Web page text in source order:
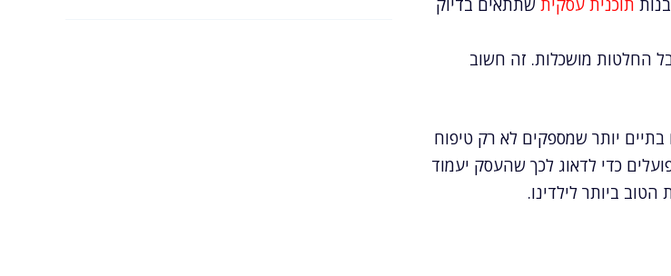
תוכנית עסקית שתתאים בדיוק
החלטות מושכלות. זה חשוב
יותר שמספקים לא רק טיפוח
כדי לדאוג לכך שהעסק יעמוד
הטוב ביותר לילדינו.